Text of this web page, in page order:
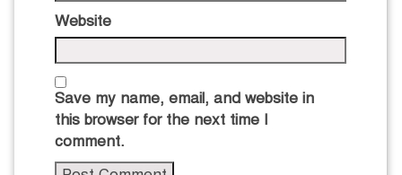
Website
Save my name, email, and website in
this browser for the next time I
comment.